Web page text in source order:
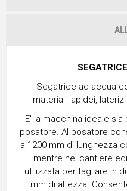
Segatrice ad acqua
materiali lapidei,
E' la macchina ideale
posatore. Al posatore
a 1200 mm di lunghezza
mentre nel cantiere
utilizzata per tagliare in
mm di altezza.